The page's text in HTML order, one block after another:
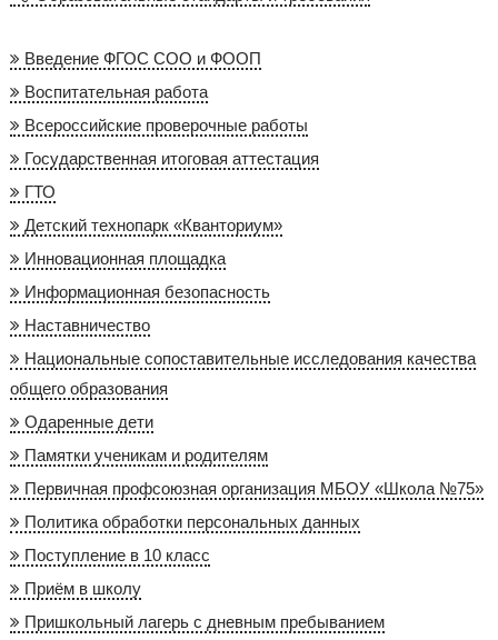
Введение ФГОС СОО и ФООП
Воспитательная работа
Всероссийские проверочные работы
Государственная итоговая аттестация
ГТО
Детский технопарк «Кванториум»
Инновационная площадка
Информационная безопасность
Наставничество
Национальные сопоставительные исследования качества
общего образования
Одаренные дети
Памятки ученикам и родителям
Первичная профсоюзная организация МБОУ «Школа №75»
Политика обработки персональных данных
Поступление в 10 класс
Приём в школу
Пришкольный лагерь с дневным пребыванием